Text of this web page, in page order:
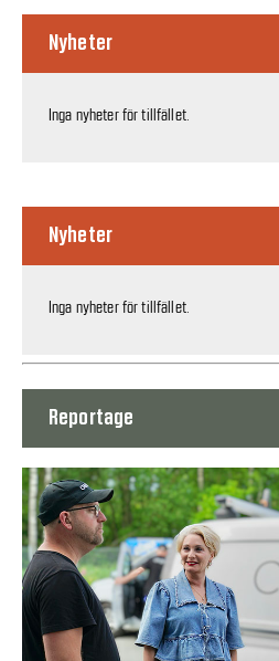
Nyheter
Inga nyheter för tillfället.
Nyheter
Inga nyheter för tillfället.
Reportage